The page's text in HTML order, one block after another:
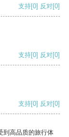
支持[0] 反对[0]
支持[0] 反对[0]
支持[0] 反对[0]
到高品质的旅行体